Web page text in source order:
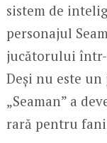
sistem de
personajul
jucătorului
Deși nu este
„Seaman” a
rară pentru